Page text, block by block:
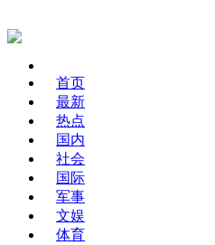
首页
最新
热点
国内
社会
国际
军事
文娱
体育